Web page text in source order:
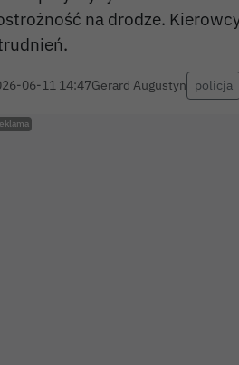
na drodze.
06-11 14:47Gerard Augustyn policja